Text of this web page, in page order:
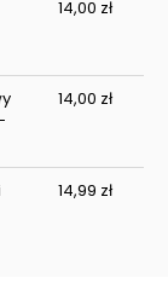
14,00 zł
14,00 zł
14,99 zł